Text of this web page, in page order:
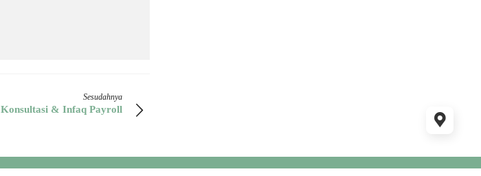
Sesudahnya
Konsultasi & Infaq Payroll